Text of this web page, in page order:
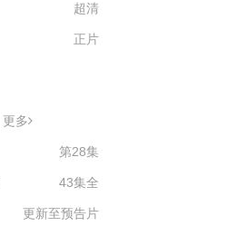
超清
正片
更多
第28集
43集全
更新至预告片